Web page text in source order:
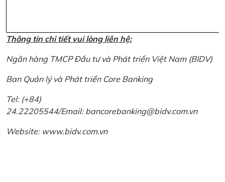
Thông tin chi tiết vui lòng liên hệ:
Ngân hàng TMCP Đầu tư và Phát triển Việt Nam (BIDV)
Ban Quản lý và Phát triển Core Banking
Tel: (+84)
24.22205544/Email: bancorebanking@bidv.com.vn
Website: www.bidv.com.vn